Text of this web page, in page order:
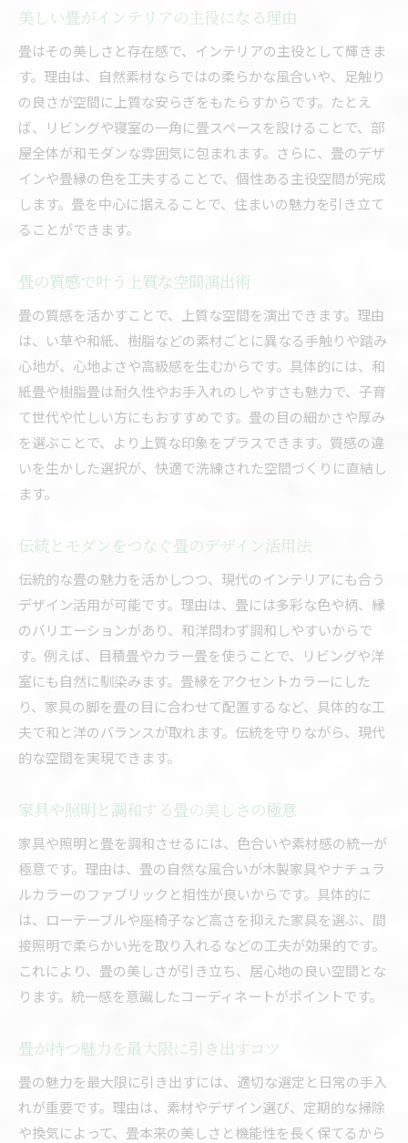
美しい畳がインテリアの主役になる理由
畳はその美しさと存在感で、インテリアの主役として輝きま
す。理由は、自然素材ならではの柔らかな風合いや、足触り
の良さが空間に上質な安らぎをもたらすからです。たとえ
ば、リビングや寝室の一角に畳スペースを設けることで、部
屋全体が和モダンな雰囲気に包まれます。さらに、畳のデザ
インや畳縁の色を工夫することで、個性ある主役空間が完成
します。畳を中心に据えることで、住まいの魅力を引き立て
ることができます。
畳の質感で叶う上質な空間演出術
畳の質感を活かすことで、上質な空間を演出できます。理由
は、い草や和紙、樹脂などの素材ごとに異なる手触りや踏み
心地が、心地よさや高級感を生むからです。具体的には、和
紙畳や樹脂畳は耐久性やお手入れのしやすさも魅力で、子育
て世代や忙しい方にもおすすめです。畳の目の細かさや厚み
を選ぶことで、より上質な印象をプラスできます。質感の違
いを生かした選択が、快適で洗練された空間づくりに直結し
ます。
伝統とモダンをつなぐ畳のデザイン活用法
伝統的な畳の魅力を活かしつつ、現代のインテリアにも合う
デザイン活用が可能です。理由は、畳には多彩な色や柄、縁
のバリエーションがあり、和洋問わず調和しやすいからで
す。例えば、目積畳やカラー畳を使うことで、リビングや洋
室にも自然に馴染みます。畳縁をアクセントカラーにした
り、家具の脚を畳の目に合わせて配置するなど、具体的な工
夫で和と洋のバランスが取れます。伝統を守りながら、現代
的な空間を実現できます。
家具や照明と調和する畳の美しさの極意
家具や照明と畳を調和させるには、色合いや素材感の統一が
極意です。理由は、畳の自然な風合いが木製家具やナチュラ
ルカラーのファブリックと相性が良いからです。具体的に
は、ローテーブルや座椅子など高さを抑えた家具を選ぶ、間
接照明で柔らかい光を取り入れるなどの工夫が効果的です。
これにより、畳の美しさが引き立ち、居心地の良い空間とな
ります。統一感を意識したコーディネートがポイントです。
畳が持つ魅力を最大限に引き出すコツ
畳の魅力を最大限に引き出すには、適切な選定と日常の手入
れが重要です。理由は、素材やデザイン選び、定期的な掃除
や換気によって、畳本来の美しさと機能性を長く保てるから